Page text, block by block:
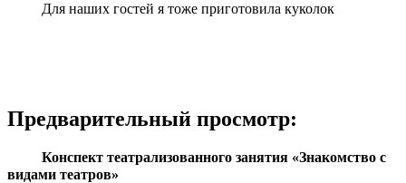
Для наших гостей я тоже приготовила куколок
Предварительный просмотр:
Конспект театрализованного занятия «Знакомство с
видами театров»